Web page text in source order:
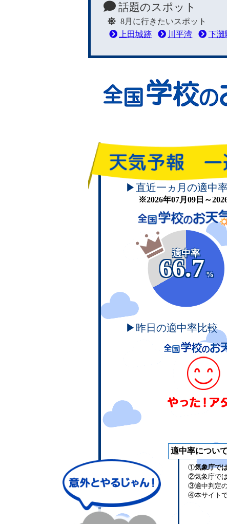
話題のスポット
8月に行きたいスポット
上田城跡
川平湾 下灘
▶直近一ヵ月の適中
※2026年07月09日～
適中率
66.7
%
▶昨日の適中率比較
適中率について
①気象庁で
②気象庁で
③適中判定
④本サイトで